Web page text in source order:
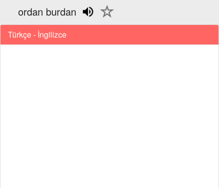
ordan burdan
Türkçe - İngilizce